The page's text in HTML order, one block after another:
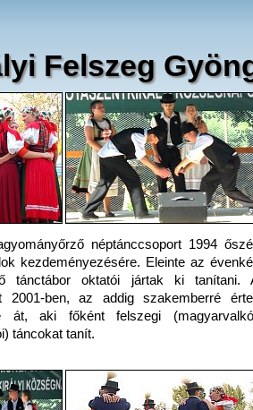
Felszeg
néptánccsoport 1994
kezdeményezésére. Eleinte az
tánctábor oktatói jártak ki tanítani.
2001-ben, az addig szakemberré
át, aki főként felszegi
táncokat tanít.